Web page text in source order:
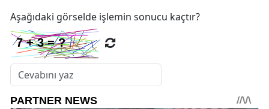
Aşağıdaki görselde işlemin sonucu kaçtır?